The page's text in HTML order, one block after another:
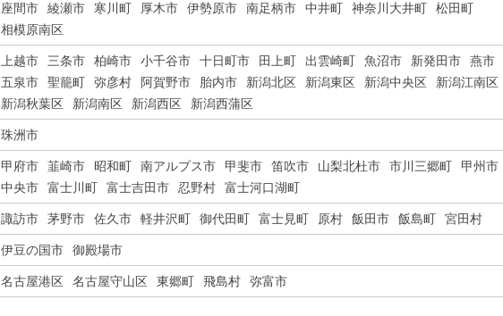
座間市
綾瀬市 寒川町 厚木市 伊勢原市 南足柄市 中井町 神奈川大井町
松田町
相模原南区
上越市 三条市 柏崎市 小千谷市 十日町市 田上町 出雲崎町 魚沼市 新発田市
燕市
五泉市
聖籠町 弥彦村 阿賀野市 胎内市 新潟北区 新潟東区 新潟中央区
新潟江南区
新潟秋葉区
新潟南区 新潟西区 新潟西蒲区
珠洲市
甲府市 韮崎市 昭和町 南アルプス市 甲斐市 笛吹市 山梨北杜市 市川三郷町
甲州市
中央市
富士川町 富士吉田市 忍野村 富士河口湖町
諏訪市 茅野市 佐久市 軽井沢町 御代田町 富士見町 原村 飯田市 飯島町 宮田村
伊豆の国市 御殿場市
名古屋港区 名古屋守山区 東郷町 飛島村 弥富市